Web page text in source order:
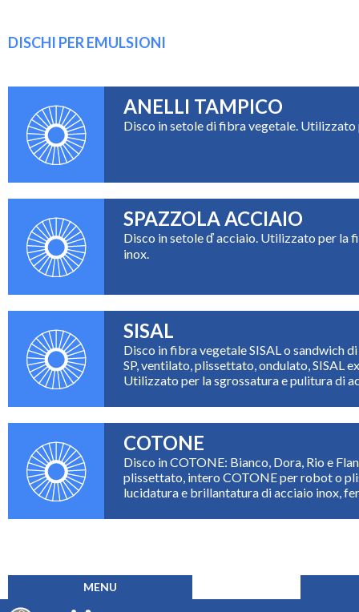
DISCHI PER EMULSIONI
ANELLI TAMPICO
Disco in setole di fibra vegetale.
SPAZZOLA ACCIAIO
Disco in setole ď acciaio. Utilizzato per la
inox.
SISAL
Disco in fibra vegetale SISAL o sandwich
SP, ventilato, plissettato, ondulato, SISAL
Utilizzato per la sgrossatura e pulitura di
COTONE
Disco in COTONE: Bianco, Dora, Rio e
plissettato, intero COTONE per robot o
lucidatura e brillantatura di acciaio inox,
MENU